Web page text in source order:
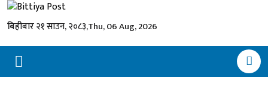
बिहीबार २१ साउन, २०८३,Thu, 06 Aug, 2026